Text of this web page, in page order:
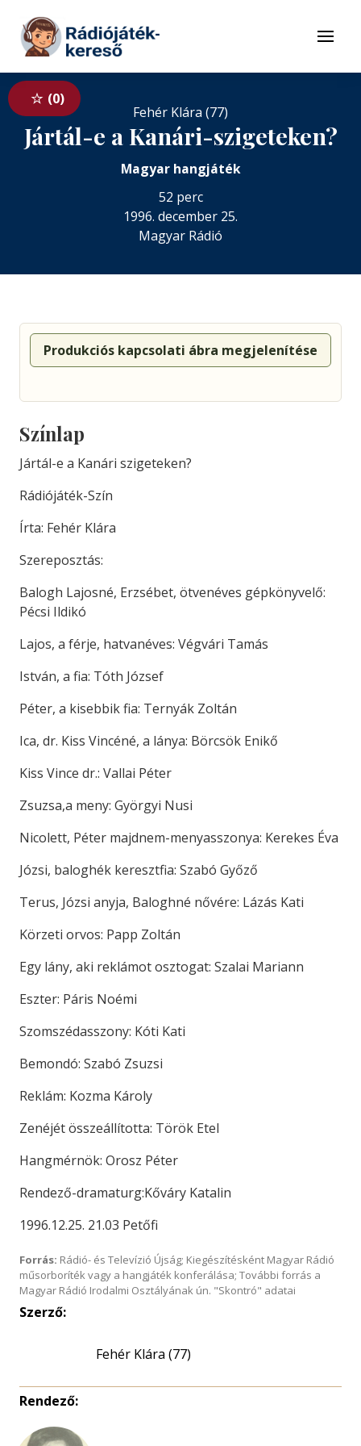
Tovább a tartalomhoz
Menü
0
Fehér Klára (77)
Jártál-e a Kanári-szigeteken?
Magyar hangjáték
52 perc
1996. december 25.
Magyar Rádió
Produkciós kapcsolati ábra megjelenítése
Színlap
Jártál-e a Kanári szigeteken?
Rádiójáték-Szín
Írta: Fehér Klára
Szereposztás:
Balogh Lajosné, Erzsébet, ötvenéves gépkönyvelő:
Pécsi Ildikó
Lajos, a férje, hatvanéves: Végvári Tamás
István, a fia: Tóth József
Péter, a kisebbik fia: Ternyák Zoltán
Ica, dr. Kiss Vincéné, a lánya: Börcsök Enikő
Kiss Vince dr.: Vallai Péter
Zsuzsa,a meny: Györgyi Nusi
Nicolett, Péter majdnem-menyasszonya: Kerekes Éva
Józsi, baloghék keresztfia: Szabó Győző
Terus, Józsi anyja, Baloghné nővére: Lázás Kati
Körzeti orvos: Papp Zoltán
Egy lány, aki reklámot osztogat: Szalai Mariann
Eszter: Páris Noémi
Szomszédasszony: Kóti Kati
Bemondó: Szabó Zsuzsi
Reklám: Kozma Károly
Zenéjét összeállította: Török Etel
Hangmérnök: Orosz Péter
Rendező-dramaturg:Kőváry Katalin
1996.12.25. 21.03 Petőfi
Forrás: Rádió- és Televízió Újság; Kiegészítésként Magyar Rádió
műsorboríték vagy a hangjáték konferálása; További forrás a
Magyar Rádió Irodalmi Osztályának ún. "Skontró" adatai
Szerző:
Fehér Klára (77)
Rendező: